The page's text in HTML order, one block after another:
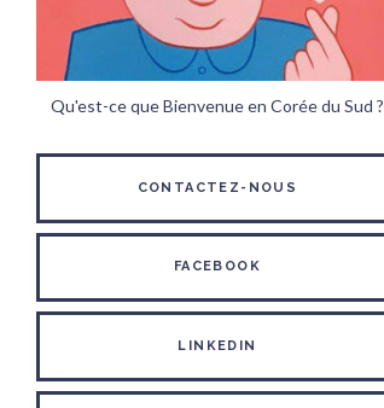
Qu'est-ce que Bienvenue en Corée du Sud ?
CONTACTEZ-NOUS
FACEBOOK
LINKEDIN